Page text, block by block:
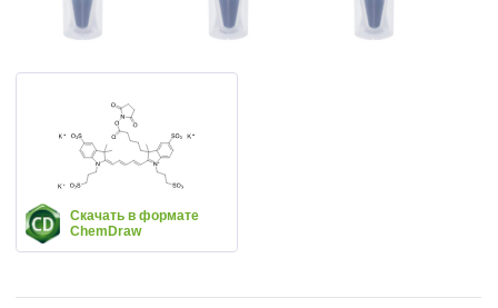
Скачать в формате
ChemDraw